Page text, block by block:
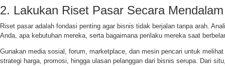
2. Lakukan Riset Pasar Secara Mendalam
Riset pasar adalah fondasi penting agar bisnis tidak berjalan tanpa arah.
Anda, apa kebutuhan mereka, serta bagaimana perilaku mereka saat
Gunakan media sosial, forum, marketplace, dan mesin pencari untuk
strategi harga, promosi, hingga ulasan pelanggan dari bisnis serupa. Dari